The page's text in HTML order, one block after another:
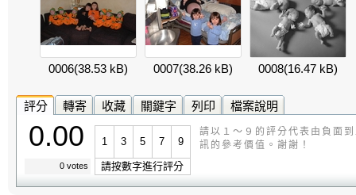
0006(38.53 kB) 0007(38.26 kB) 0008(16.47 kB)
評分 轉寄 收藏 關鍵字 列印 檔案說明
0.00
0 votes
1 3 5 7 9
請按數字進行評分
請以１～９的評分代表由負面
訊的參考價值。謝謝！